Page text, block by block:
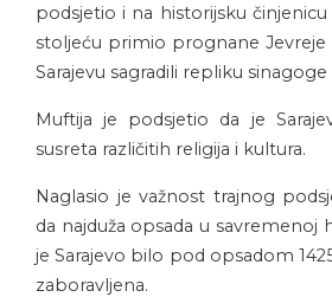
podsjetio i na historijsku činjenicu
stoljeću primio prognane Jevreje
Sarajevu sagradili repliku sinagoge
Muftija je podsjetio da je
susreta različitih religija i kultura.
Naglasio je važnost trajnog
da najduža opsada u savremenoj
je Sarajevo bilo pod opsadom
zaboravljena.